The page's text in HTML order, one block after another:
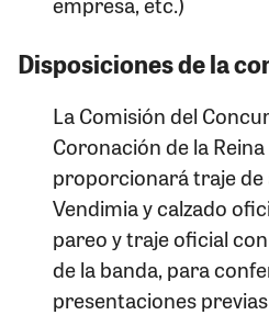
Disposiciones de la
La Comisión del
Coronación de la
proporcionará traje de
Vendimia y calzado
pareo y traje oficial
de la banda, para
presentaciones